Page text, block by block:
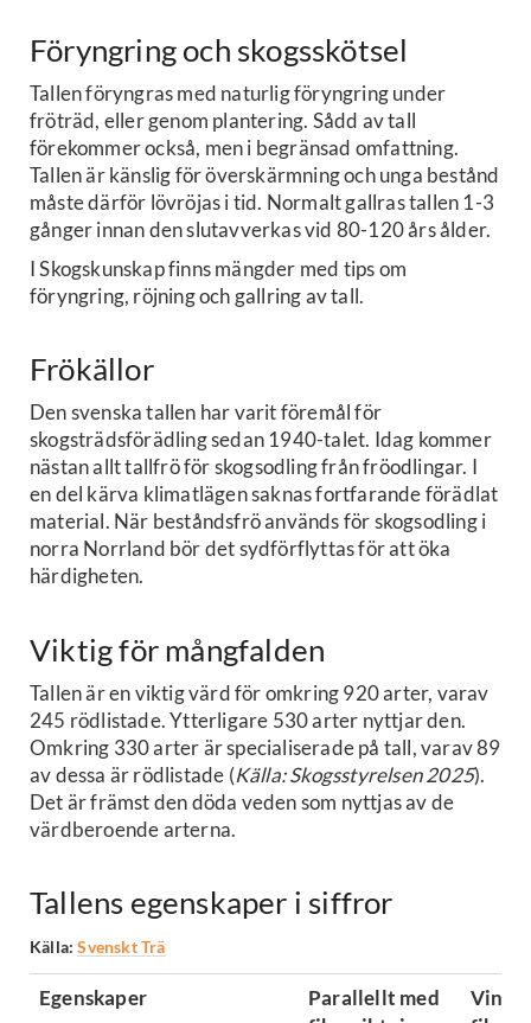
Föryngring och skogsskötsel
Tallen föryngras med naturlig föryngring under
fröträd, eller genom plantering. Sådd av tall
förekommer också, men i begränsad omfattning.
Tallen är känslig för överskärmning och unga bestånd
måste därför lövröjas i tid. Normalt gallras tallen 1-3
gånger innan den slutavverkas vid 80-120 års ålder.
I Skogskunskap finns mängder med tips om
föryngring, röjning och gallring av tall.
Frökällor
Den svenska tallen har varit föremål för
skogsträdsförädling sedan 1940-talet. Idag kommer
nästan allt tallfrö för skogsodling från fröodlingar. I
en del kärva klimatlägen saknas fortfarande förädlat
material. När beståndsfrö används för skogsodling i
norra Norrland bör det sydförflyttas för att öka
härdigheten.
Viktig för mångfalden
Tallen är en viktig värd för omkring 920 arter, varav
245 rödlistade. Ytterligare 530 arter nyttjar den.
Omkring 330 arter är specialiserade på tall, varav 89
av dessa är rödlistade (Källa: Skogsstyrelsen 2025).
Det är främst den döda veden som nyttjas av de
värdberoende arterna.
Tallens egenskaper i siffror
Källa:Svenskt Trä
Egenskaper
Parallellt med